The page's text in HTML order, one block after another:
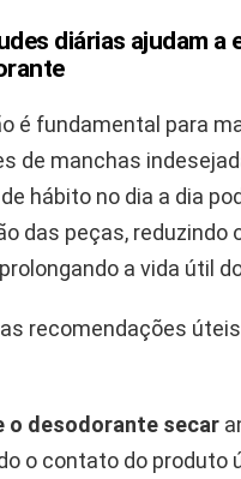
diárias ajudam a
é fundamental para
de manchas
hábito no dia a dia
das peças, reduzindo
a vida útil
recomendações
o desodorante secar
o contato do produto